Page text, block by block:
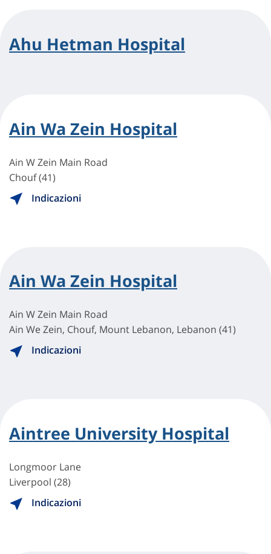
Ahu Hetman Hospital
Ain Wa Zein Hospital
Ain W Zein Main Road
Chouf (41)
Indicazioni
Ain Wa Zein Hospital
Ain W Zein Main Road
Ain We Zein, Chouf, Mount Lebanon, Lebanon (41)
Indicazioni
Aintree University Hospital
Longmoor Lane
Liverpool (28)
Indicazioni